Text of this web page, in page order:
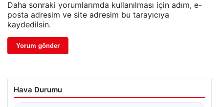
Daha sonraki yorumlarımda kullanılması için adım, e-
posta adresim ve site adresim bu tarayıcıya
kaydedilsin.
Hava Durumu